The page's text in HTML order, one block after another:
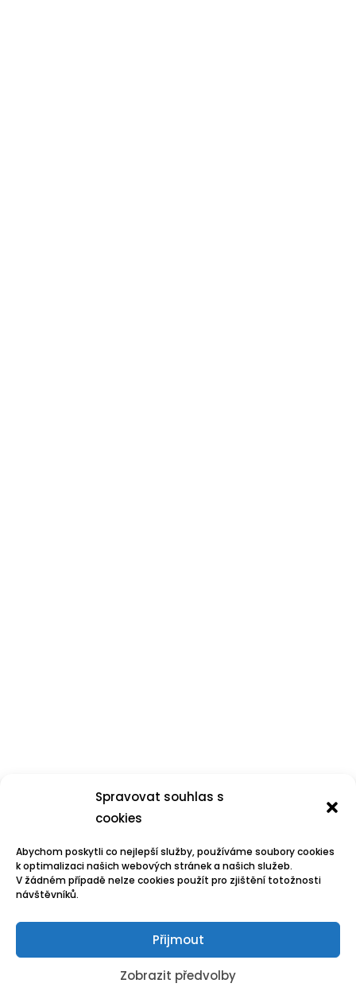
Spravovat souhlas s
cookies
Abychom poskytli co nejlepší služby, používáme soubory cookies
k optimalizaci našich webových stránek a našich služeb.
V žádném případě nelze cookies použít pro zjištění totožnosti
návštěvníků.
Přijmout
Zobrazit předvolby